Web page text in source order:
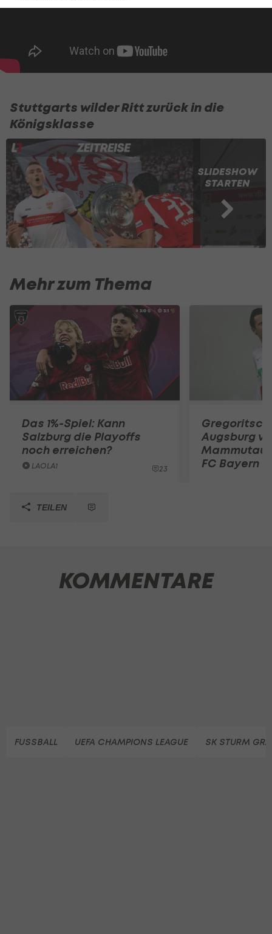
Stuttgarts wilder Ritt zurück in die
Königsklasse
SLIDESHOW
STARTEN
Mehr zum Thema
Das 1%-Spiel: Kann
Salzburg die Playoffs
noch erreichen?
LAOLA1 23
Gregoritsch
Augsburg
FC Bayern
TEILEN
KOMMENTARE
FUSSBALL UEFA CHAMPIONS LEAGUE SK STURM